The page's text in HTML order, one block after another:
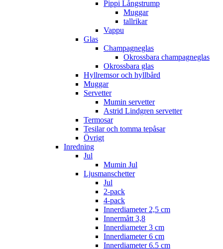
Pippi Långstrump
Muggar
tallrikar
Vappu
Glas
Champagneglas
Okrossbara champagneglas
Okrossbara glas
Hyllremsor och hyllbård
Muggar
Servetter
Mumin servetter
Astrid Lindgren servetter
Termosar
Tesilar och tomma tepåsar
Övrigt
Inredning
Jul
Mumin Jul
Ljusmanschetter
Jul
2-pack
4-pack
Innerdiameter 2,5 cm
Innermått 3,8
Innerdiameter 3 cm
Innerdiameter 6 cm
Innerdiameter 6.5 cm